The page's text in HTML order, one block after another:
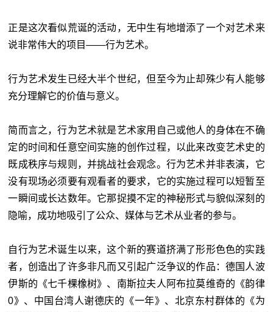
正是这次看似荒诞的活动，无中生有地增添了一个对艺术来
说非常伟大的项目——行为艺术。
行为艺术发生已经大半个世纪，但至今为止却殊少有人能够
充分理解它的价值与意义。
简而言之，行为艺术就是艺术家用自己或他人的身体在不确
定的时间和任意空间实施的创作过程，以此来改变艺术史的
既成秩序与规则，并挑战社会观念。行为艺术并非表演，它
没有现场必须要有观看者的要求，它的实施过程可以短暂至
一瞬间或长达数年。它那捉摸不定的神秘形式与貌似深刻的
隐喻，成功地吸引了公众、媒体与艺术从业者的参与。
自行为艺术诞生以来，这个新的赛道挤满了形形色色的实践
者，创造出了许多非凡而又引起广泛争议的作品：德国人波
伊斯的《七千棵橡树》、南斯拉夫人阿布拉莫维奇的《韵律
0》、中国台湾人谢德庆的《一年》、北京东村群体的《为